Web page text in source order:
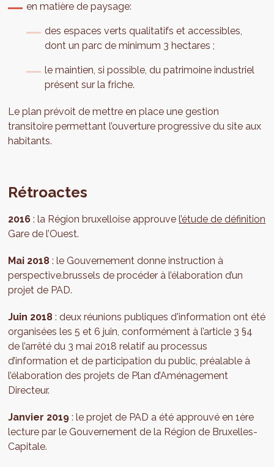
en matière de paysage:
des espaces verts qualitatifs et accessibles,
dont un parc de minimum 3 hectares ;
le maintien, si possible, du patrimoine industriel
présent sur la friche.
Le plan prévoit de mettre en place une gestion
transitoire permettant l’ouverture progressive du site aux
habitants.
Rétroactes
2016 : la Région bruxelloise approuvel’étude de définition
Gare de l’Ouest.
Mai 2018 : le Gouvernement donne instruction à
perspective.brussels de procéder à l’élaboration d’un
projet de PAD.
Juin 2018 : deux réunions publiques d'information ont été
organisées les 5 et 6 juin, conformément à l’article 3 §4
de l’arrêté du 3 mai 2018 relatif au processus
d’information et de participation du public, préalable à
l’élaboration des projets de Plan d’Aménagement
Directeur.
Janvier 2019 : le projet de PAD a été approuvé en 1ère
lecture par le Gouvernement de la Région de Bruxelles-
Capitale.